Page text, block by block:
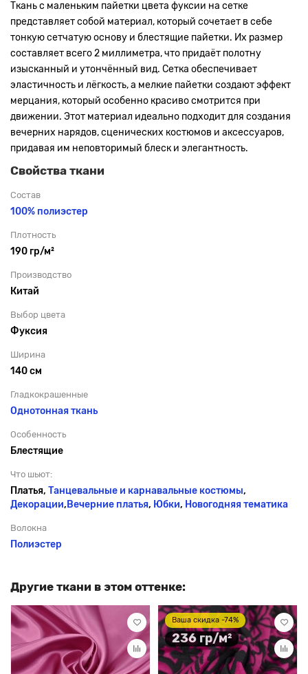
Ткань с маленьким пайетки цвета фуксии на сетке
представляет собой материал, который сочетает в себе
тонкую сетчатую основу и блестящие пайетки. Их размер
составляет всего 2 миллиметра, что придаёт полотну
изысканный и утончённый вид. Сетка обеспечивает
эластичность и лёгкость, а мелкие пайетки создают эффект
мерцания, который особенно красиво смотрится при
движении. Этот материал идеально подходит для создания
вечерних нарядов, сценических костюмов и аксессуаров,
придавая им неповторимый блеск и элегантность.
Свойства ткани
Состав
100% полиэстер
Плотность
190 гр/м²
Производство
Китай
Выбор цвета
Фуксия
Ширина
140 см
Гладкокрашенные
Однотонная ткань
Особенность
Блестящие
Что шьют:
Платья, Танцевальные и карнавальные костюмы,
Декорации, Вечерние платья, Юбки, Новогодняя тематика
Волокна
Полиэстер
Другие ткани в этом оттенке:
Ваша скидка -74%
236 гр/м²